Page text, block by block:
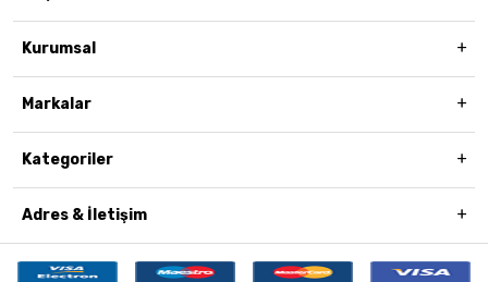
Kurumsal
Markalar
Kategoriler
Adres & İletişim